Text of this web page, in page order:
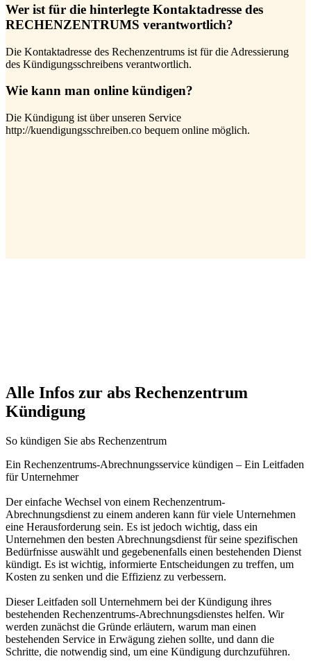
Wer ist für die hinterlegte Kontaktadresse des
RECHENZENTRUMS verantwortlich?
Die Kontaktadresse des Rechenzentrums ist für die Adressierung
des Kündigungsschreibens verantwortlich.
Wie kann man online kündigen?
Die Kündigung ist über unseren Service
http://kuendigungsschreiben.co bequem online möglich.
Alle Infos zur abs Rechenzentrum
Kündigung
So kündigen Sie abs Rechenzentrum
Ein Rechenzentrums-Abrechnungsservice kündigen – Ein Leitfaden
für Unternehmer
Der einfache Wechsel von einem Rechenzentrum-
Abrechnungsdienst zu einem anderen kann für viele Unternehmen
eine Herausforderung sein. Es ist jedoch wichtig, dass ein
Unternehmen den besten Abrechnungsdienst für seine spezifischen
Bedürfnisse auswählt und gegebenenfalls einen bestehenden Dienst
kündigt. Es ist wichtig, informierte Entscheidungen zu treffen, um
Kosten zu senken und die Effizienz zu verbessern.
Dieser Leitfaden soll Unternehmern bei der Kündigung ihres
bestehenden Rechenzentrums-Abrechnungsdienstes helfen. Wir
werden zunächst die Gründe erläutern, warum man einen
bestehenden Service in Erwägung ziehen sollte, und dann die
Schritte, die notwendig sind, um eine Kündigung durchzuführen.